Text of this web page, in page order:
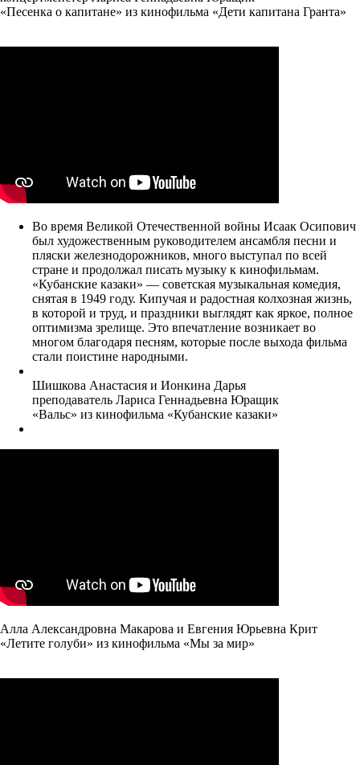
«Песенка о капитане» из кинофильма «Дети капитана Гранта»
Во время Великой Отечественной войны Исаак Осипович
был художественным руководителем ансамбля песни и
пляски железнодорожников, много выступал по всей
стране и продолжал писать музыку к кинофильмам.
«Кубанские казаки» — советская музыкальная комедия,
снятая в 1949 году. Кипучая и радостная колхозная жизнь,
в которой и труд, и праздники выглядят как яркое, полное
оптимизма зрелище. Это впечатление возникает во
многом благодаря песням, которые после выхода фильма
стали поистине народными.
Шишкова Анастасия и Ионкина Дарья
преподаватель Лариса Геннадьевна Юращик
«Вальс» из кинофильма «Кубанские казаки»
Алла Александровна Макарова и Евгения Юрьевна Крит
«Летите голуби» из кинофильма «Мы за мир»